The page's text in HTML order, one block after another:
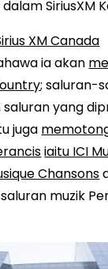
SiriusXM
XM Canada
ia akan
; saluran-
yang
juga
iaitu ICI
Chansons
muzik